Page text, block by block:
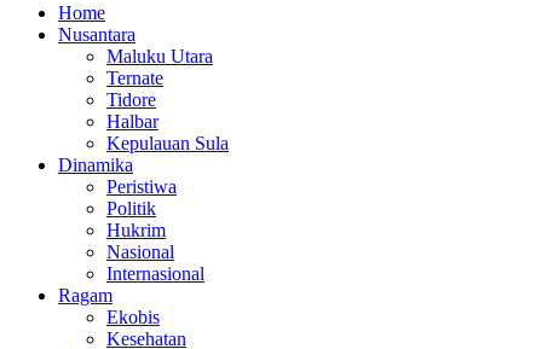
Home
Nusantara
Maluku Utara
Ternate
Tidore
Halbar
Kepulauan Sula
Dinamika
Peristiwa
Politik
Hukrim
Nasional
Internasional
Ragam
Ekobis
Kesehatan